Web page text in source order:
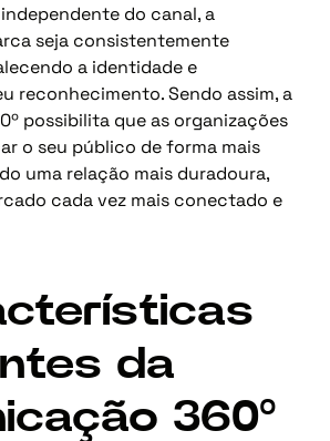
do canal, a
seja consistentemente
a identidade e
reconhecimento. Sendo assim, a
possibilita que as organizações
o seu público de forma mais
uma relação mais duradoura,
cada vez mais conectado e
da
360º